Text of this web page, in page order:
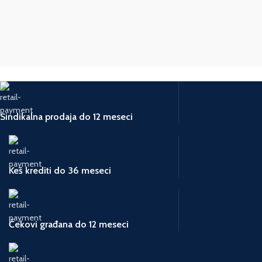
Sindikalna prodaja do 12 meseci
Keš krediti do 36 meseci
Čekovi građana do 12 meseci